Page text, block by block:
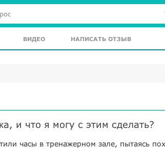
ВИДЕО НАПИСАТЬ ОТЗЫВ
и что я могу с этим сделать?
часы в тренажерном зале, пытаясь